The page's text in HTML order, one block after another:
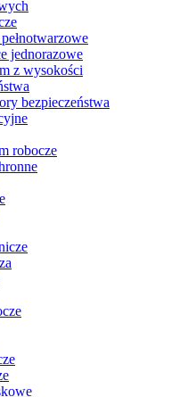
jednorazowe
z wysokości
bezpieczeństwa
robocze